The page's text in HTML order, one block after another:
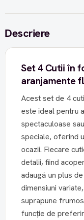
Descriere
Set 4 Cutii în
aranjamente
Acest set de 4
este ideal pentru
spectaculoase
speciale, oferind
ocazii. Fiecare
detalii, fiind
adaugă un plus
dimensiuni
suprapune
funcție de